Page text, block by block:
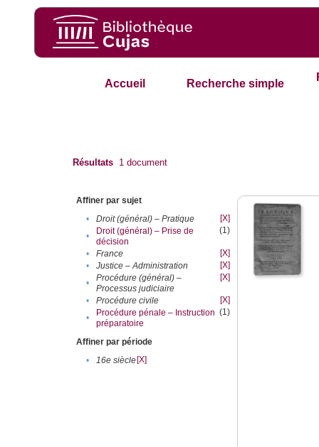
Accueil Recherche simple
Résultats 1 document
Affiner par sujet
•
Droit (général) – Pratique
[X]
•
Droit (général) – Prise de
décision
(1)
• France
[X]
•
Justice – Administration
[X]
•
Procédure (général) –
Processus judiciaire
[X]
• Procédure civile
[X]
•
Procédure pénale – Instruction
préparatoire
(1)
Affiner par période
•
16e siècle[X]